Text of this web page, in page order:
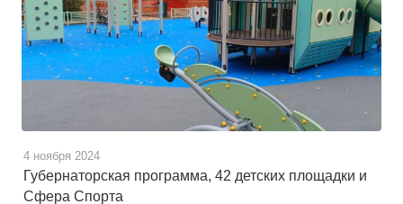
Губернаторская программа, 42 детских площадки и
Сфера Спорта
4 ноября 2024